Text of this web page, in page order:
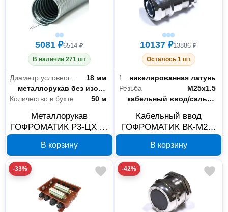
5081 ₽6514 ₽
В наличии 271 шт
18 мм
Тип
металлорукав без изоляции
Количество в бухте
50 м
Металлорукав
ГОФРОМАТИК Р3-ЦХ 18
В корзину
10137 ₽13886 ₽
Осталось 1 шт
Материалникелированная латунь
Резьба
M25x1.5
Тип
кабельный ввод/сальник/гермоввод
Кабельный ввод
ГОФРОМАТИК ВК-М25-
В корзину
-33% -42%